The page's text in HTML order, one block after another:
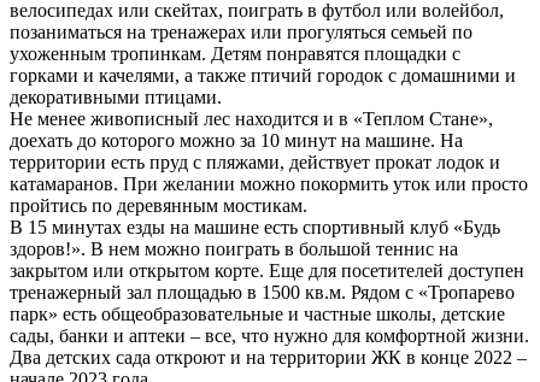
велосипедах или скейтах, поиграть в футбол или волейбол,
позаниматься на тренажерах или прогуляться семьей по
ухоженным тропинкам. Детям понравятся площадки с
горками и качелями, а также птичий городок с домашними и
декоративными птицами.
Не менее живописный лес находится и в «Теплом Стане»,
доехать до которого можно за 10 минут на машине. На
территории есть пруд с пляжами, действует прокат лодок и
катамаранов. При желании можно покормить уток или просто
пройтись по деревянным мостикам.
В 15 минутах езды на машине есть спортивный клуб «Будь
здоров!». В нем можно поиграть в большой теннис на
закрытом или открытом корте. Еще для посетителей доступен
тренажерный зал площадью в 1500 кв.м. Рядом с «Тропарево
парк» есть общеобразовательные и частные школы, детские
сады, банки и аптеки ‒ все, что нужно для комфортной жизни.
Два детских сада откроют и на территории ЖК в конце 2022 ‒